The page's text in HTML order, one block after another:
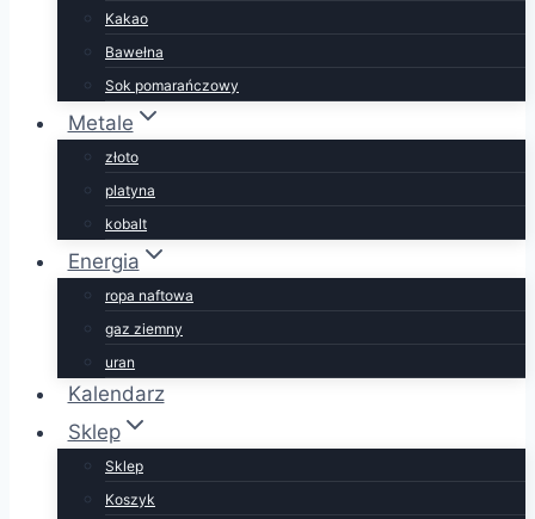
Kakao
Bawełna
Sok pomarańczowy
Metale
złoto
platyna
kobalt
Energia
ropa naftowa
gaz ziemny
uran
Kalendarz
Sklep
Sklep
Koszyk